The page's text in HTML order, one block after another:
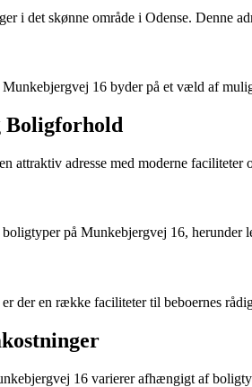
i det skønne område i Odense. Denne
16 byder på et væld af
Boligforhold
attraktiv adresse med moderne
på Munkebjergvej 16, herunder
der en række faciliteter til beboernes
16 varierer afhængigt af